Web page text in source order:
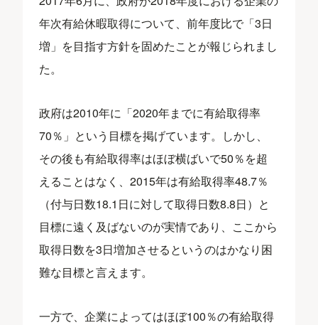
年次有給休暇取得について、前年度比で「3日
増」を目指す方針を固めたことが報じられまし
た。
政府は2010年に「2020年までに有給取得率
70％」という目標を掲げています。しかし、
その後も有給取得率はほぼ横ばいで50％を超
えることはなく、2015年は有給取得率48.7％
（付与日数18.1日に対して取得日数8.8日）と
目標に遠く及ばないのが実情であり、ここから
取得日数を3日増加させるというのはかなり困
難な目標と言えます。
一方で、企業によってはほぼ100％の有給取得